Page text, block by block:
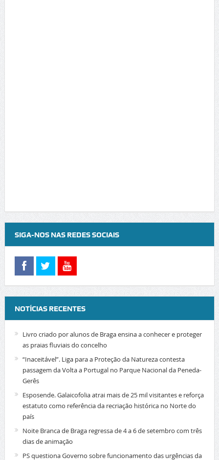
SIGA-NOS NAS REDES SOCIAIS
NOTÍCIAS RECENTES
Livro criado por alunos de Braga ensina a conhecer e proteger
as praias fluviais do concelho
“Inaceitável”. Liga para a Proteção da Natureza contesta
passagem da Volta a Portugal no Parque Nacional da Peneda-
Gerês
Esposende. Galaicofolia atrai mais de 25 mil visitantes e reforça
estatuto como referência da recriação histórica no Norte do
país
Noite Branca de Braga regressa de 4 a 6 de setembro com três
dias de animação
PS questiona Governo sobre funcionamento das urgências da